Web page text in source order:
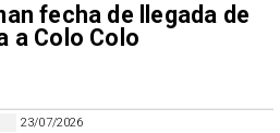
fecha de llegada de
a Colo Colo
23/07/2026